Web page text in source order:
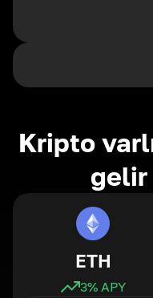
Kripto
gelir
ETH
3% APY